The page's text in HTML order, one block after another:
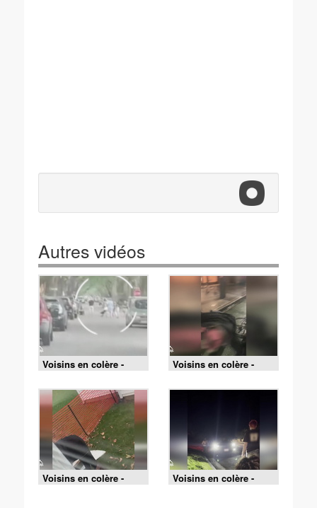
Autres vidéos
Voisins en colère -
S4E12 - Pas d'excuses
!
Voisins en colère -
S4E1 - Mon voisin
mange mon courrier
Voisins en colère -
S5E4 - Plaquage en
Voisins en colère -
S5E9 - Qui a volé ma